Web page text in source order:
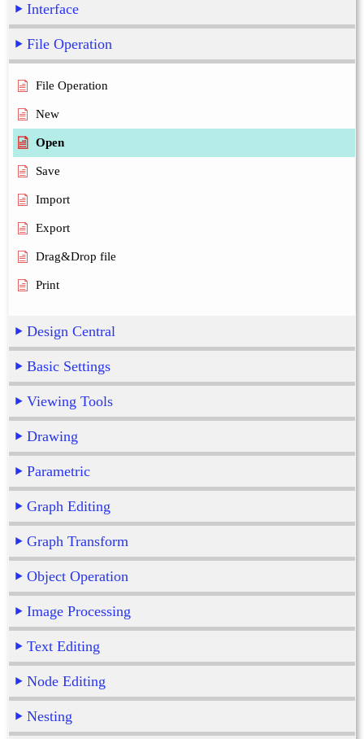
Interface
File Operation
File Operation
New
Open
Save
Import
Export
Drag&Drop file
Print
Design Central
Basic Settings
Viewing Tools
Drawing
Parametric
Graph Editing
Graph Transform
Object Operation
Image Processing
Text Editing
Node Editing
Nesting